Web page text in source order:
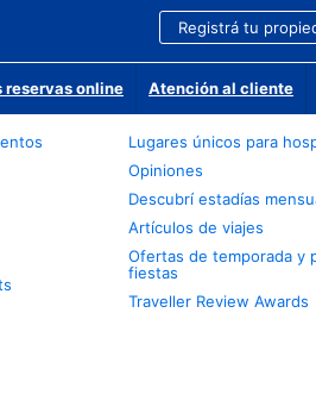
Registrá tu
reservas online Atención al cliente
Lugares únicos para
Opiniones
Descubrí estadías
Artículos de viajes
Ofertas de temporada y
fiestas
Traveller Review Awards